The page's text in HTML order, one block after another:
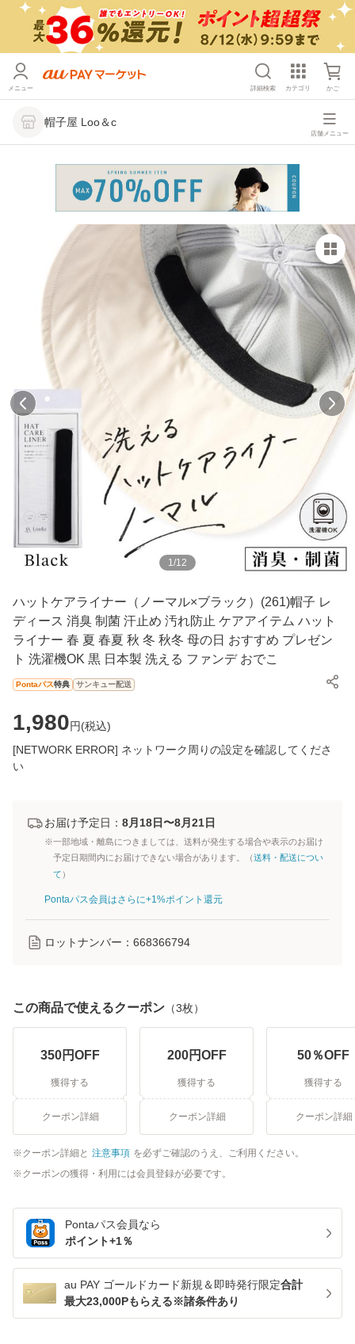
メニュー 詳細検索 カテゴリ かご
帽子屋 Loo＆c
店舗メニュー
1/12
ハットケアライナー（ノーマル×ブラック）(261)帽子 レ
ディース 消臭 制菌 汗止め 汚れ防止 ケアアイテム ハット
ライナー 春 夏 春夏 秋 冬 秋冬 母の日 おすすめ プレゼン
ト 洗濯機OK 黒 日本製 洗える ファンデ おでこ
Pontaパス特典 サンキュー配送
1,980円(税込)
[NETWORK ERROR] ネットワーク周りの設定を確認してくださ
い
お届け予定日： 8月18日〜8月21日
※一部地域・離島につきましては、送料が発生する場合や表示のお届け
予定日期間内にお届けできない場合があります。（送料・配送につい
て ）
Pontaパス会員はさらに+1%ポイント還元
ロットナンバー： 668366794
この商品で使えるクーポン （3枚）
350円OFF
獲得する
クーポン詳細
200円OFF
獲得する
クーポン詳細
50％OFF
獲得する
クーポン詳細
クーポン詳細と 注意事項 を必ずご確認のうえ、ご利用ください。
クーポンの獲得・利用には会員登録が必要です。
Pontaパス会員なら
ポイント+1％
au PAY ゴールドカード新規＆即時発行限定合計
最大23,000Pもらえる※諸条件あり